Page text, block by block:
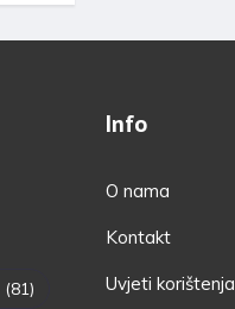
(81)
Info
O nama
Kontakt
Uvjeti korištenja